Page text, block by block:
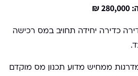
₪
כדירה יחידה תחויב במס רכישה
ממחיש מדוע תכנון מס מוקדם